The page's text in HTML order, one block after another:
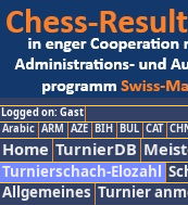
Logged on: Gast
Arabic ARM AZE BIH BUL CAT
Home TurnierDB
Turnierschach-Elozahl
Allgemeines Turnier